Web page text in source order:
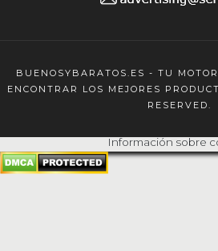
BUENOSYBARATOS.ES - TU
ENCONTRAR LOS MEJORES
RESERVED.
Información sobre